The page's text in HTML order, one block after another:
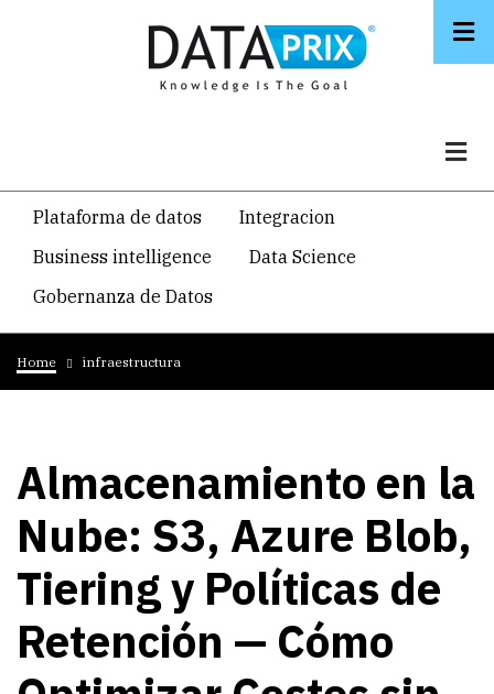
Navegacion
temática
principal
Plataforma de datos
Integracion
Business intelligence
Data Science
Gobernanza de Datos
Breadcrumb
Home infraestructura
Almacenamiento en la
Nube: S3, Azure Blob,
Tiering y Políticas de
Retención — Cómo